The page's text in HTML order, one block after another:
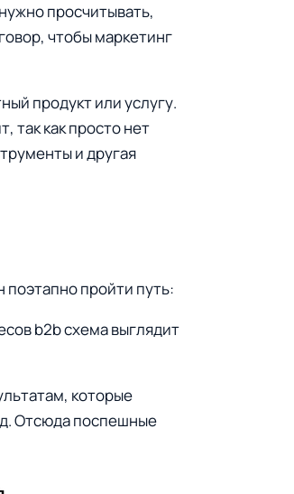
просчитывать,
чтобы маркетинг
продукт или услугу.
так как просто нет
и другая
пройти путь:
b2b схема выглядит
которые
Отсюда поспешные